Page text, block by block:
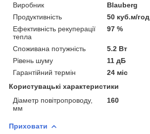
Виробник
Blauberg
Продуктивність
50 куб.м/год
Ефективність рекуперації
тепла
97 %
Споживана потужність
5.2 Вт
Рівень шуму
11 дБ
Гарантійний термін
24 міс
Користувацькi характеристики
Діаметр повітропроводу,
мм
160
Приховати